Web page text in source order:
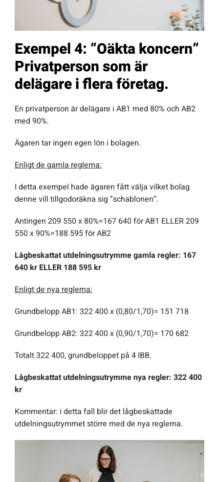
Exempel 4: ”Oäkta koncern”
Privatperson som är
delägare i flera företag.
En privatperson är delägare i AB1 med 80% och AB2
med 90%.
Ägaren tar ingen egen lön i bolagen.
Enligt de gamla reglerna:
I detta exempel hade ägaren fått välja vilket bolag
denne vill tillgodoräkna sig ”schablonen”.
Antingen 209 550 x 80%=167 640 för AB1 ELLER 209
550 x 90%=188 595 för AB2
Lågbeskattat utdelningsutrymme gamla regler: 167
640 kr ELLER 188 595 kr
Enligt de nya reglerna:
Grundbelopp AB1: 322 400 x (0,80/1,70)= 151 718
Grundbelopp AB2: 322 400 x (0,90/1,70)= 170 682
Totalt 322 400, grundbeloppet på 4 IBB.
Lågbeskattat utdelningsutrymme nya regler: 322 400
kr
Kommentar: i detta fall blir det lågbeskattade
utdelningsutrymmet större med de nya reglerna.